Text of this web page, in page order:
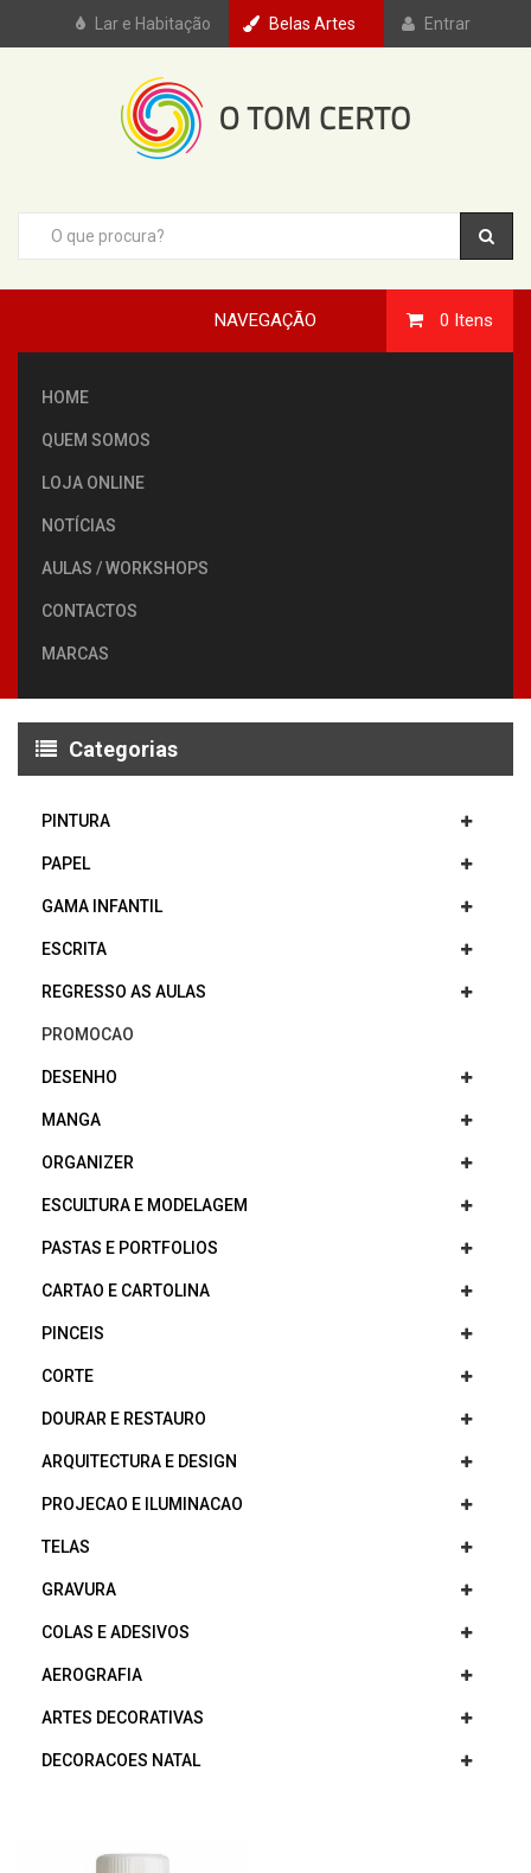
Lar e Habitação Belas Artes Entrar
0 Itens
NAVEGAÇÃO
HOME
QUEM SOMOS
LOJA ONLINE
NOTÍCIAS
AULAS / WORKSHOPS
CONTACTOS
MARCAS
Categorias
PINTURA
PAPEL
GAMA INFANTIL
ESCRITA
REGRESSO AS AULAS
PROMOCAO
DESENHO
MANGA
ORGANIZER
ESCULTURA E MODELAGEM
PASTAS E PORTFOLIOS
CARTAO E CARTOLINA
PINCEIS
CORTE
DOURAR E RESTAURO
ARQUITECTURA E DESIGN
PROJECAO E ILUMINACAO
TELAS
GRAVURA
COLAS E ADESIVOS
AEROGRAFIA
ARTES DECORATIVAS
DECORACOES NATAL